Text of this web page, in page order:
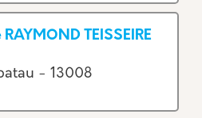
TEISSEIRE
- 13008